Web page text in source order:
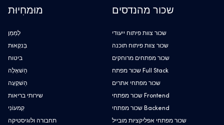
מוּמחִיוּת
לְמַמֵן
בַּנקָאוּת
ביטוח
הַשׁאָלָה
הַשׁקָעָה
שירותי בריאות
קִמעוֹנִי
תחבורה ולוגיסטיקה
שכור מהנדסים
שכור צוות פיתוח ייעודי
שכור צוות פיתוח תוכנה
שכור מפתחים מרוחקים
שכור מפתח Full Stack
שכור מפתחי אתרים
שכור מפתחי Frontend
שכור מפתחי Backend
שכור מפתחי אפליקציות מובייל